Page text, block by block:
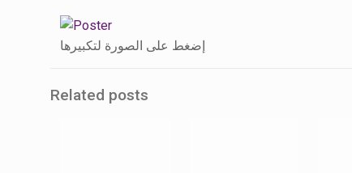
إضغط على الصورة لتكبيرها
Related posts